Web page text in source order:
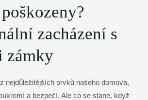
zacházení s
zámky
nejdůležitějších prvků našeho domova,
a bezpečí. Ale co se stane, když